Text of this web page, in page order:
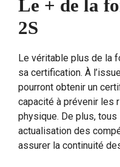
Le + de la
2S
Le véritable plus de la
sa certification. À
pourront obtenir un
capacité à prévenir les
physique. De plus,
actualisation des
assurer la continuité